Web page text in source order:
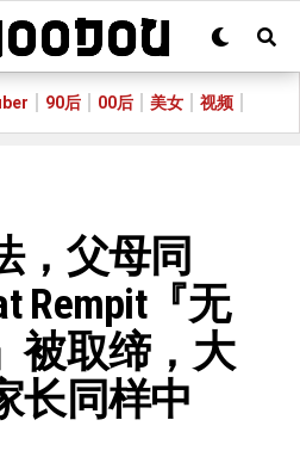
90后 00后 美女 视频
，父母同
Rempit『无
被取缔，大
长同样中